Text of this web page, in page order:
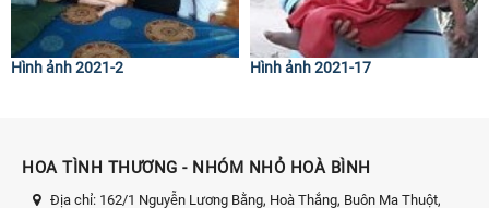
Hình ảnh 2021-2 Hình ảnh 2021-17
HOA TÌNH THƯƠNG - NHÓM NHỎ HOÀ BÌNH
Địa chỉ: 162/1 Nguyễn Lương Bằng, Hoà Thắng, Buôn Ma Thuột,